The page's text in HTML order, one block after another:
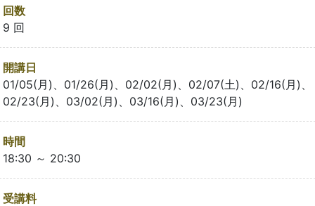
回数
9 回
開講日
01/05(月)、01/26(月)、02/02(月)、02/07(土)、02/16(月)、
02/23(月)、03/02(月)、03/16(月)、03/23(月)
時間
18:30 ～ 20:30
受講料